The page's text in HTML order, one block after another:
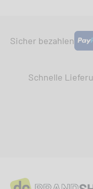
Sicher bezahlen
Schnelle